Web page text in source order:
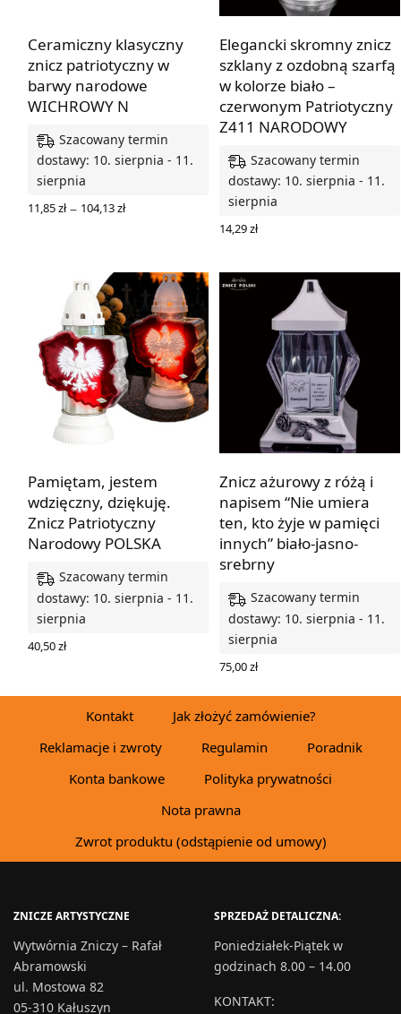
Ceramiczny klasyczny
znicz patriotyczny w
barwy narodowe
WICHROWY N
Szacowany termin
dostawy: 10. sierpnia - 11.
sierpnia
11,85zł – 104,13złZakres
Elegancki skromny znicz
szklany z ozdobną szarfą
w kolorze biało –
czerwonym Patriotyczny
Z411 NARODOWY
Szacowany termin
dostawy: 10. sierpnia - 11.
sierpnia
14,29zł
Pamiętam, jestem
wdzięczny, dziękuję.
Znicz Patriotyczny
Narodowy POLSKA
Szacowany termin
dostawy: 10. sierpnia - 11.
sierpnia
40,50zł
Znicz ażurowy z różą i
napisem “Nie umiera
ten, kto żyje w pamięci
innych” biało-jasno-
srebrny
Szacowany termin
dostawy: 10. sierpnia - 11.
sierpnia
75,00zł
Kontakt
Jak złożyć zamówienie?
Reklamacje i zwroty
Regulamin
Poradnik
Konta bankowe
Polityka prywatności
Nota prawna
Zwrot produktu (odstąpienie od umowy)
ZNICZE ARTYSTYCZNE
Wytwórnia Zniczy – Rafał
Abramowski
ul. Mostowa 82
05-310 Kałuszyn
SPRZEDAŻ DETALICZNA:
Poniedziałek-Piątek w
godzinach 8.00 – 14.00
KONTAKT: